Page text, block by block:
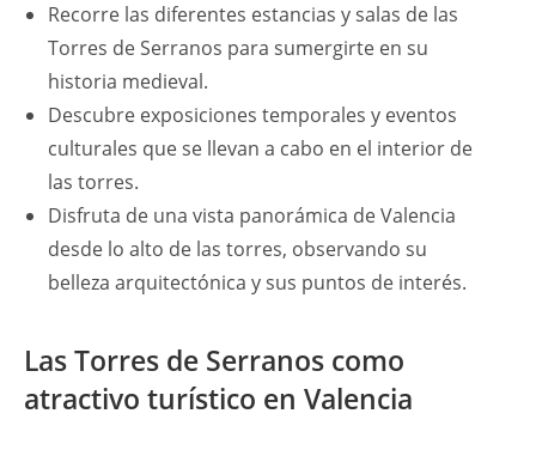
Recorre las diferentes estancias y salas de las
Torres de Serranos para sumergirte en su
historia medieval.
Descubre exposiciones temporales y eventos
culturales que se llevan a cabo en el interior de
las torres.
Disfruta de una vista panorámica de Valencia
desde lo alto de las torres, observando su
belleza arquitectónica y sus puntos de interés.
Las Torres de Serranos como
atractivo turístico en Valencia